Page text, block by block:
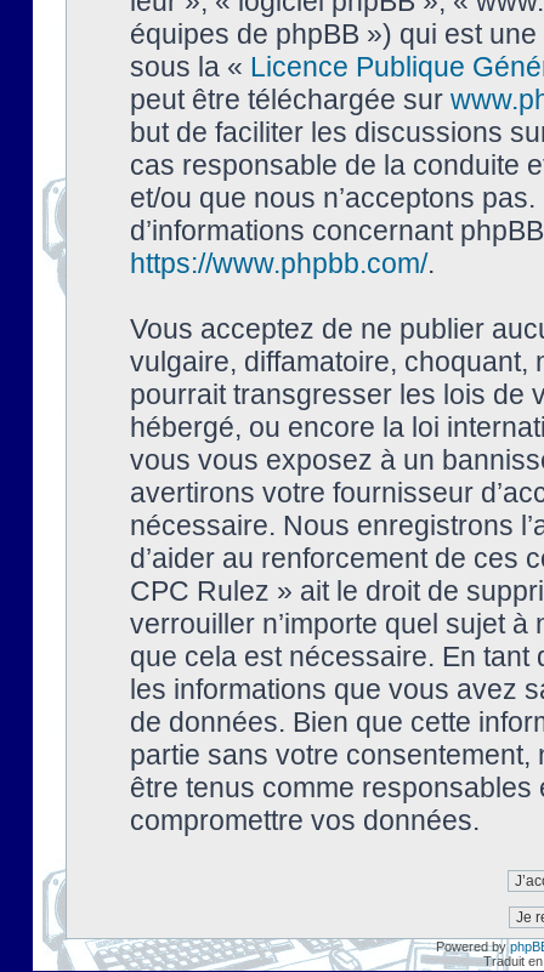
équipes de phpBB ») qui est
sous la « Licence Publique
peut être téléchargée sur
but de faciliter les discussions
cas responsable de la conduite
et/ou que nous n’acceptons
d’informations concernant
https://www.phpbb.com/.
Vous acceptez de ne publier
vulgaire, diffamatoire, choquant,
pourrait transgresser les lois de
hébergé, ou encore la loi
vous vous exposez à un
avertirons votre fournisseur
nécessaire. Nous enregistrons
d’aider au renforcement de ces
CPC Rulez » ait le droit de
verrouiller n’importe quel sujet à
que cela est nécessaire. En tant
les informations que vous avez
de données. Bien que cette
partie sans votre
être tenus comme
compromettre vos données.
Powered by
Traduit